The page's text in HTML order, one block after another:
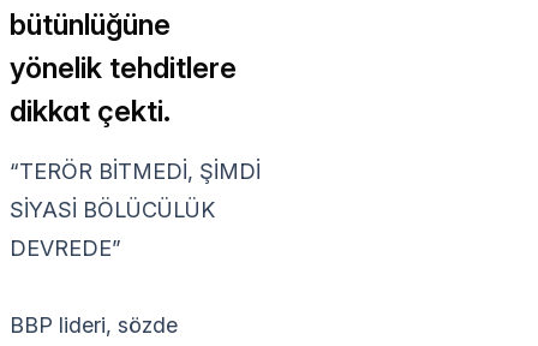
bütünlüğüne
yönelik tehditlere
dikkat çekti.
“TERÖR BİTMEDİ, ŞİMDİ
SİYASİ BÖLÜCÜLÜK
DEVREDE”
BBP lideri, sözde